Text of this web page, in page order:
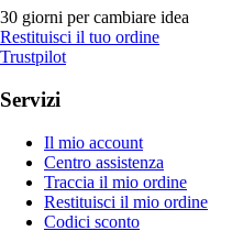
30 giorni per cambiare idea
Restituisci il tuo ordine
Trustpilot
Servizi
Il mio account
Centro assistenza
Traccia il mio ordine
Restituisci il mio ordine
Codici sconto